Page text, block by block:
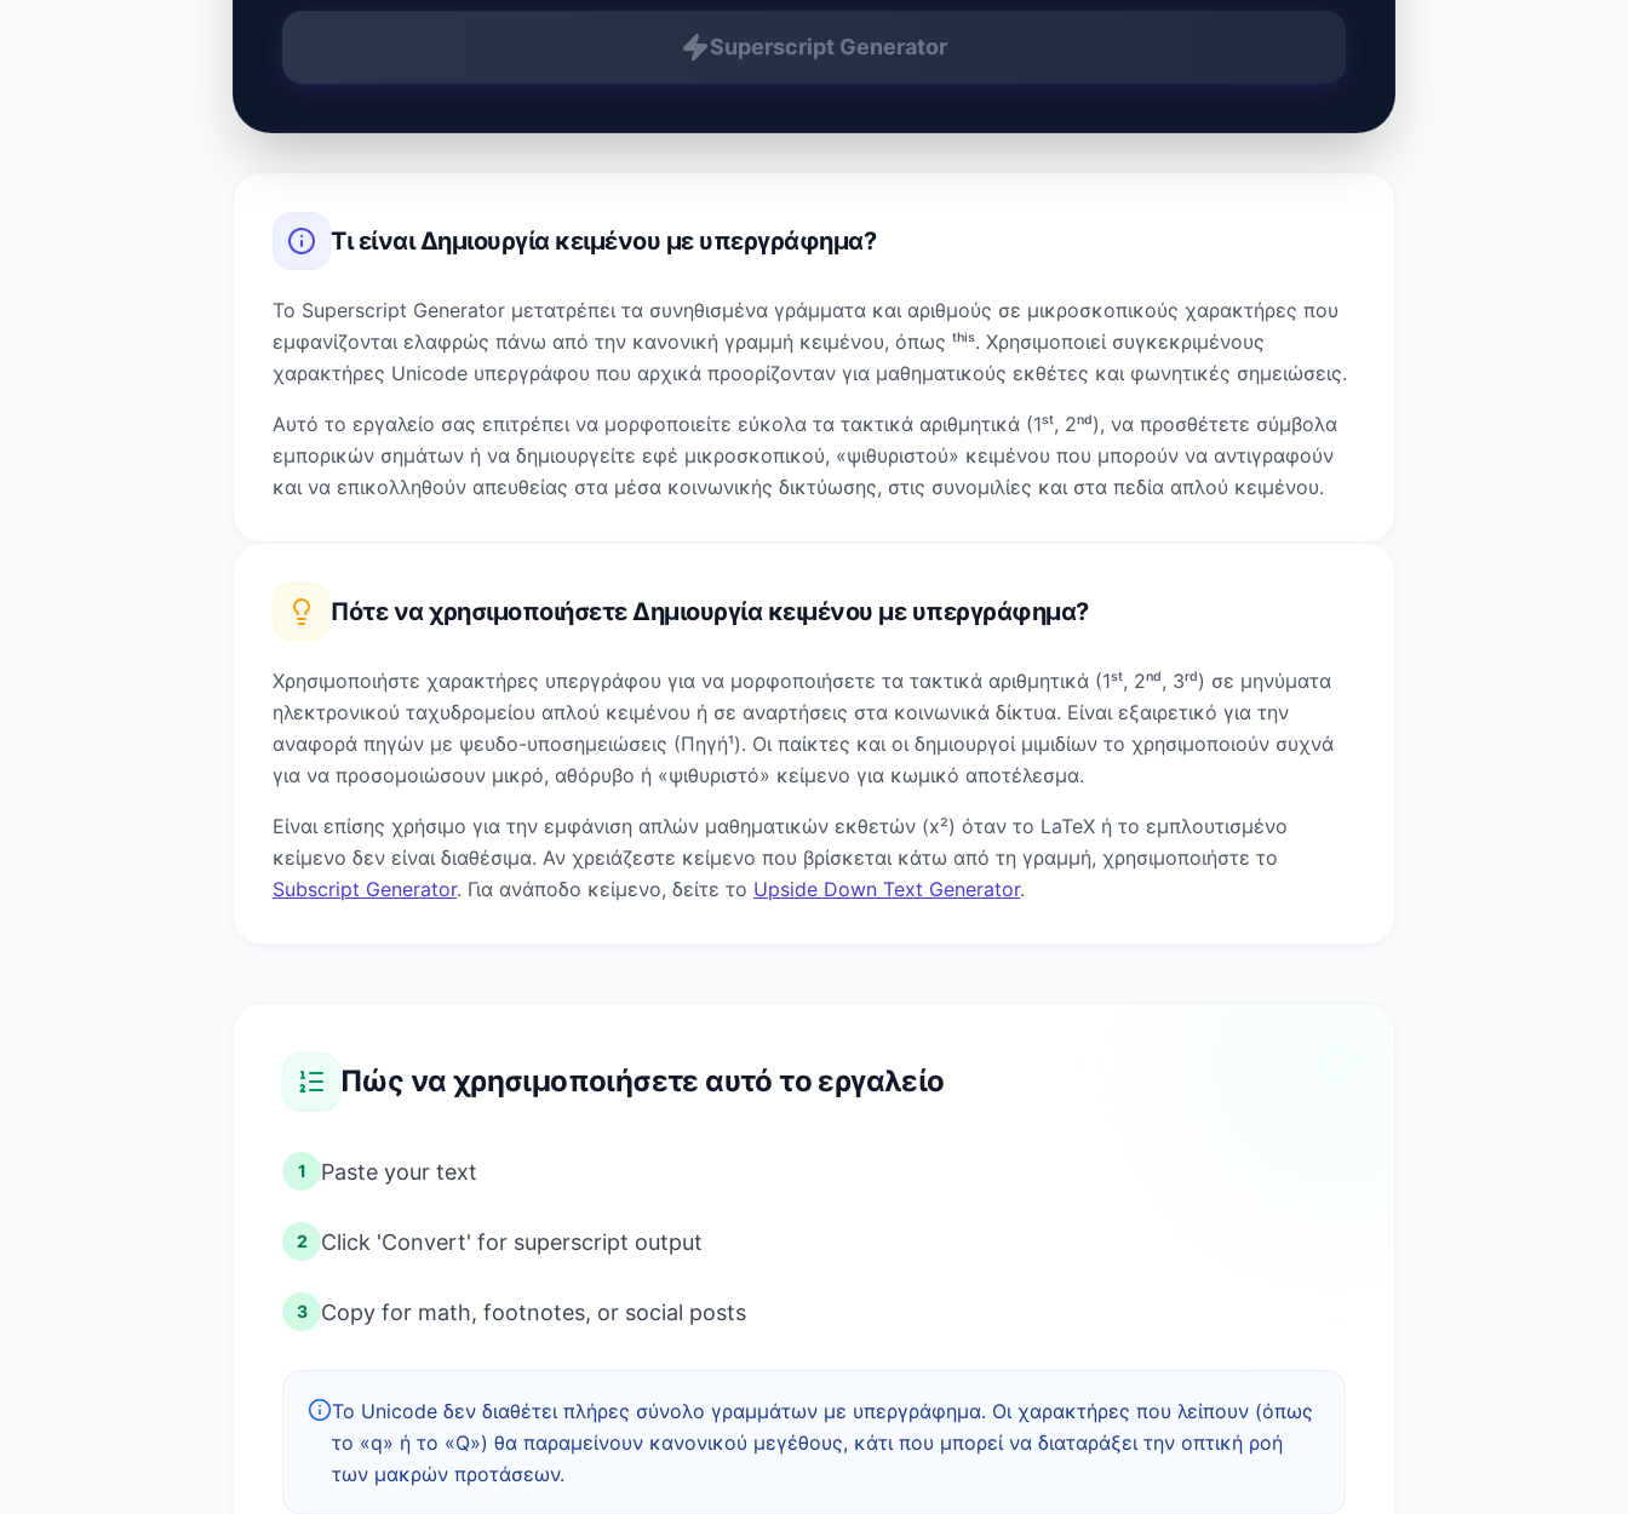
Superscript Generator
Τι είναι Δημιουργία κειμένου με υπεργράφημα?
Το Superscript Generator μετατρέπει τα συνηθισμένα γράμματα και αριθμούς σε μικροσκοπικούς χαρακτήρες που
εμφανίζονται ελαφρώς πάνω από την κανονική γραμμή κειμένου, όπως ᵗʰⁱˢ. Χρησιμοποιεί συγκεκριμένους
χαρακτήρες Unicode υπεργράφου που αρχικά προορίζονταν για μαθηματικούς εκθέτες και φωνητικές σημειώσεις.
Αυτό το εργαλείο σας επιτρέπει να μορφοποιείτε εύκολα τα τακτικά αριθμητικά (1ˢᵗ, 2ⁿᵈ), να προσθέτετε σύμβολα
εμπορικών σημάτων ή να δημιουργείτε εφέ μικροσκοπικού, «ψιθυριστού» κειμένου που μπορούν να αντιγραφούν
και να επικολληθούν απευθείας στα μέσα κοινωνικής δικτύωσης, στις συνομιλίες και στα πεδία απλού κειμένου.
Πότε να χρησιμοποιήσετεΔημιουργία κειμένου με υπεργράφημα?
Χρησιμοποιήστε χαρακτήρες υπεργράφου για να μορφοποιήσετε τα τακτικά αριθμητικά (1ˢᵗ, 2ⁿᵈ, 3ʳᵈ) σε μηνύματα
ηλεκτρονικού ταχυδρομείου απλού κειμένου ή σε αναρτήσεις στα κοινωνικά δίκτυα. Είναι εξαιρετικό για την
αναφορά πηγών με ψευδο-υποσημειώσεις (Πηγή¹). Οι παίκτες και οι δημιουργοί μιμιδίων το χρησιμοποιούν συχνά
για να προσομοιώσουν μικρό, αθόρυβο ή «ψιθυριστό» κείμενο για κωμικό αποτέλεσμα.
Είναι επίσης χρήσιμο για την εμφάνιση απλών μαθηματικών εκθετών (x²) όταν το LaTeX ή το εμπλουτισμένο
κείμενο δεν είναι διαθέσιμα. Αν χρειάζεστε κείμενο που βρίσκεται κάτω από τη γραμμή, χρησιμοποιήστε το
Subscript Generator. Για ανάποδο κείμενο, δείτε το Upside Down Text Generator.
Πώς να χρησιμοποιήσετε αυτό το εργαλείο
1 Paste your text
2 Click 'Convert' for superscript output
3 Copy for math, footnotes, or social posts
Το Unicode δεν διαθέτει πλήρες σύνολο γραμμάτων με υπεργράφημα. Οι χαρακτήρες που λείπουν (όπως
το «q» ή το «Q») θα παραμείνουν κανονικού μεγέθους, κάτι που μπορεί να διαταράξει την οπτική ροή
των μακρών προτάσεων.